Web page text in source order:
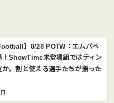
】8/28 POTW：エムバペ
！ShowTime未登場組ではティン
か。割と使える選手たちが揃った